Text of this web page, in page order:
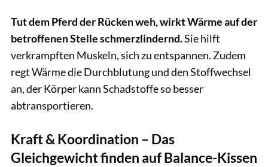
Tut dem Pferd der Rücken weh, wirkt Wärme auf der
betroffenen Stelle schmerzlindernd.Sie hilft
verkrampften Muskeln, sich zu entspannen. Zudem
regt Wärme die Durchblutung und den Stoffwechsel
an, der Körper kann Schadstoffe so besser
abtransportieren.
Kraft & Koordination – Das
Gleichgewicht finden auf Balance-Kissen